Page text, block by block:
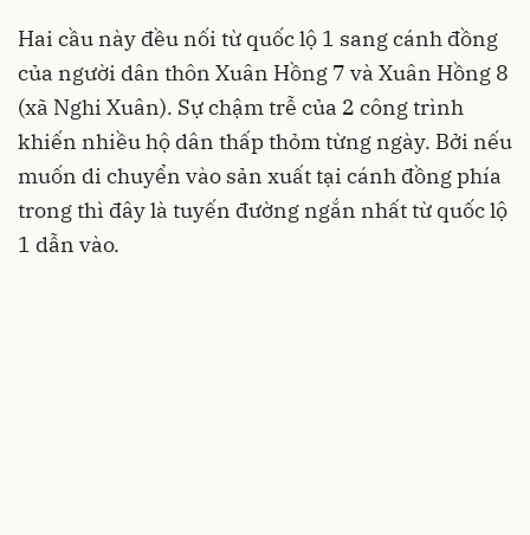
Hai cầu này đều nối từ quốc lộ 1 sang cánh đồng
của người dân thôn Xuân Hồng 7 và Xuân Hồng 8
(xã Nghi Xuân). Sự chậm trễ của 2 công trình
khiến nhiều hộ dân thấp thỏm từng ngày. Bởi nếu
muốn di chuyển vào sản xuất tại cánh đồng phía
trong thì đây là tuyến đường ngắn nhất từ quốc lộ
1 dẫn vào.